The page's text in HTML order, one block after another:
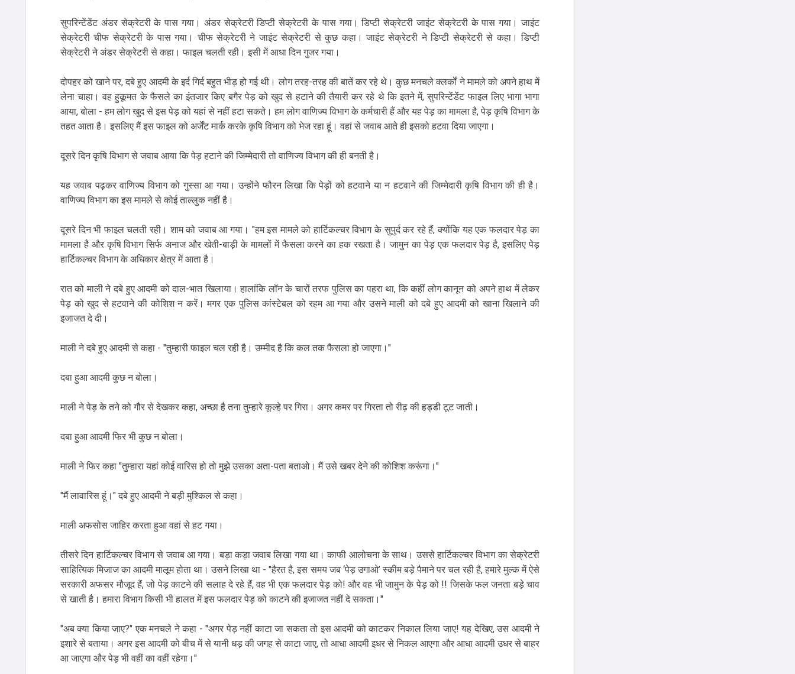
सु‍परिन्‍टेंडेंट अंडर सेक्रेटरी के पास गया। अंडर सेक्रेटरी डिप्‍टी सेक्रेटरी के पास गया। डिप्‍टी सेक्रेटरी जाइंट सेक्रेटरी के पास गया। जाइंट
सेक्रेटरी चीफ सेक्रेटरी के पास गया। चीफ सेक्रेटरी ने जाइंट सेक्रेटरी से कुछ कहा। जाइंट सेक्रेटरी ने डिप्‍टी सेक्रेटरी से कहा। डिप्‍टी
सेक्रेटरी ने अंडर सेक्रेटरी से कहा। फाइल चलती रही। इसी में आधा दिन गुजर गया।
दोपहर को खाने पर, दबे हुए आदमी के इर्द गिर्द बहुत भीड़ हो गई थी। लोग तरह-तरह की बातें कर रहे थे। कुछ मनचले क्‍लर्कों ने मामले को अपने हाथ में
लेना चाहा। वह हुकूमत के फैसले का इंतजार किए बगैर पेड़ को खुद से हटाने की तैयारी कर रहे थे कि इतने में, सुपरिन्‍टेंडेंट फाइल लिए भागा भागा
आया, बोला - हम लोग खुद से इस पेड़ को यहां से नहीं हटा सकते। हम लोग वाणिज्‍य विभाग के कर्मचारी हैं और यह पेड़ का मामला है, पेड़ कृषि विभाग के
तहत आता है। इसलिए मैं इस फाइल को अर्जेंट मार्क करके कृषि विभाग को भेज रहा हूं। वहां से जवाब आते ही इसको हटवा दिया जाएगा।
दूसरे दिन कृषि विभाग से जवाब आया कि पेड़ हटाने की जिम्‍मेदारी तो वाणिज्‍य विभाग की ही बनती है।
यह जवाब पढ़कर वाणिज्‍य विभाग को गुस्‍सा आ गया। उन्‍होंने फौरन लिखा कि पेड़ों को हटवाने या न हटवाने की जिम्‍मेदारी कृषि विभाग की ही है।
वाणिज्‍य विभाग का इस मामले से कोई ताल्‍लुक नहीं है।
दूसरे दिन भी फाइल चलती रही। शाम को जवाब आ गया। "हम इस मामले को हार्टिकल्‍चर विभाग के सुपुर्द कर रहे हैं, क्‍योंकि यह एक फलदार पेड़ का
मामला है और कृषि विभाग सिर्फ अनाज और खेती-बाड़ी के मामलों में फैसला करने का हक रखता है। जामुन का पेड़ एक फलदार पेड़ है, इसलिए पेड़
हार्टिकल्‍चर विभाग के अधिकार क्षेत्र में आता है।
रात को माली ने दबे हुए आदमी को दाल-भात खिलाया। हालांकि लॉन के चारों तरफ पुलिस का पहरा था, कि कहीं लोग कानून को अपने हाथ में लेकर
पेड़ को खुद से हटवाने की कोशिश न करें। मगर एक पुलिस कांस्‍टेबल को रहम आ गया और उसने माली को दबे हुए आदमी को खाना खिलाने की
इजाजत दे दी।
माली ने दबे हुए आदमी से कहा - "तुम्‍हारी फाइल चल रही है। उम्‍मीद है कि कल तक फैसला हो जाएगा।"
दबा हुआ आदमी कुछ न बोला।
माली ने पेड़ के तने को गौर से देखकर कहा, अच्‍छा है तना तुम्‍हारे कूल्‍हे पर गिरा। अगर कमर पर गिरता तो रीढ़ की हड्डी टूट जाती।
दबा हुआ आदमी फिर भी कुछ न बोला।
माली ने फिर कहा "तुम्‍हारा यहां कोई वारिस हो तो मुझे उसका अता-पता बताओ। मैं उसे खबर देने की कोशिश करूंगा।"
"मैं लावारिस हूं।" दबे हुए आदमी ने बड़ी मुश्किल से कहा।
माली अफसोस जाहिर करता हुआ वहां से हट गया।
तीसरे दिन हार्टिकल्‍चर विभाग से जवाब आ गया। बड़ा कड़ा जवाब लिखा गया था। काफी आलोचना के साथ। उससे हार्टिकल्‍चर विभाग का सेक्रेटरी
साहित्यिक मिजाज का आदमी मालूम होता था। उसने लिखा था - "हैरत है, इस समय जब ‘पेड़ उगाओ’ स्‍कीम बड़े पैमाने पर चल रही है, हमारे मुल्‍क में ऐसे
सरकारी अफसर मौजूद हैं, जो पेड़ काटने की सलाह दे रहे हैं, वह भी एक फलदार पेड़ को! और वह भी जामुन के पेड़ को !! जिसके फल जनता बड़े चाव
से खाती है। हमारा विभाग किसी भी हालत में इस फलदार पेड़ को काटने की इजाजत नहीं दे सकता।"
"अब क्‍या किया जाए?" एक मनचले ने कहा - "अगर पेड़ नहीं काटा जा सकता तो इस आदमी को काटकर निकाल लिया जाए! यह देखिए, उस आदमी ने
इशारे से बताया। अगर इस आदमी को बीच में से यानी धड़ की जगह से काटा जाए, तो आधा आदमी इधर से निकल आएगा और आधा आदमी उधर से बाहर
आ जाएगा और पेड़ भी वहीं का वहीं रहेगा।"